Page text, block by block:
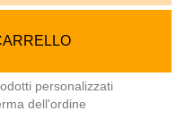
personalizzati
dell'ordine